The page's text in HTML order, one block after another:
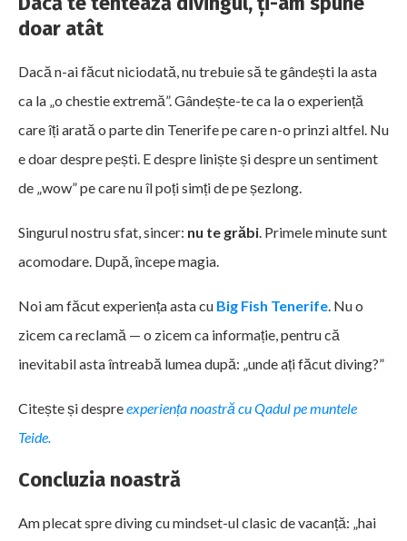
doar atât
Dacă n-ai făcut niciodată, nu trebuie să te gândești la asta
ca la „o chestie extremă”. Gândește-te ca la o experiență
care îți arată o parte din Tenerife pe care n-o prinzi altfel. Nu
e doar despre pești. E despre liniște și despre un sentiment
de „wow” pe care nu îl poți simți de pe șezlong.
Singurul nostru sfat, sincer: nu te grăbi . Primele minute sunt
acomodare. După, începe magia.
Noi am făcut experiența asta cu Big Fish Tenerife . Nu o
zicem ca reclamă — o zicem ca informație, pentru că
inevitabil asta întreabă lumea după: „unde ați făcut diving?”
Citește și despreexperiența noastră cu Qadul pe muntele
Teide.
Concluzia noastră
Am plecat spre diving cu mindset-ul clasic de vacanță: „hai